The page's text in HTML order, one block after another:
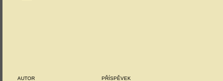
AUTOR PŘÍSPĚVEK